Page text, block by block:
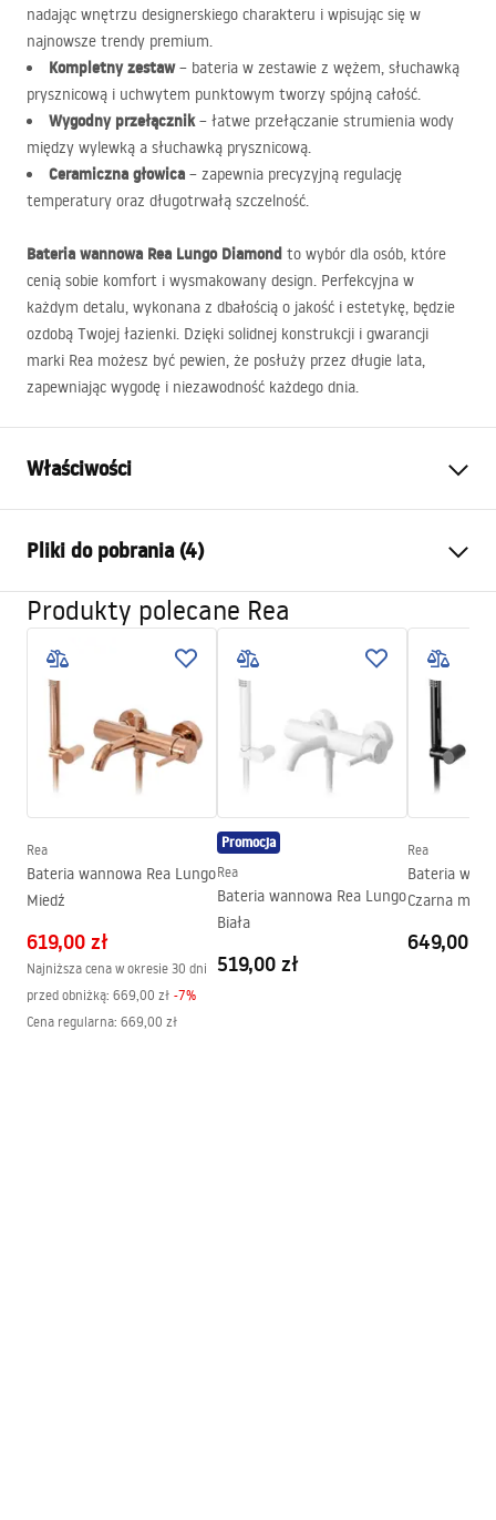
nadając wnętrzu designerskiego charakteru i wpisując się w
najnowsze trendy premium.
Kompletny zestaw– bateria w zestawie z wężem, słuchawką
prysznicową i uchwytem punktowym tworzy spójną całość.
Wygodny przełącznik– łatwe przełączanie strumienia wody
między wylewką a słuchawką prysznicową.
Ceramiczna głowica – zapewnia precyzyjną regulację
temperatury oraz długotrwałą szczelność.
Bateria wannowa Rea Lungo Diamond to wybór dla osób, które
cenią sobie komfort i wysmakowany design. Perfekcyjna w
każdym detalu, wykonana z dbałością o jakość i estetykę, będzie
ozdobą Twojej łazienki. Dzięki solidnej konstrukcji i gwarancji
marki Rea możesz być pewien, że posłuży przez długie lata,
zapewniając wygodę i niezawodność każdego dnia.
Właściwości
Sposób montażu:
Kolor:
Złoty szczotkowany
Rodzaj wylewki:
Stała
Materiał:
Stal Nierdzewna, Mosiądz
Zasięg wylewki:
Wysokość (mm):
mm
Powłoka:
Rozstaw przyłączy:
150
Gwarancja
Pliki do pobrania (4)
Instrukcja montażu
Warunki gwarancji
Warranty_Terms_and_Conditions_Faucets_-_5.pdf
Pielęgnacja
Pielegnacja.pdf
Produkty polecane Rea
Rea
Bateria wannowa Rea Lungo
Miedź
619,00 zł
Najniższa cena w okresie 30 dni
przed obniżką: 669,00 zł -7%
Cena regularna: 669,00 zł
Promocja
Rea
Bateria wannowa Rea Lungo
Biała
519,00 zł
Rea
Bateria
Czarna
649,00 zł